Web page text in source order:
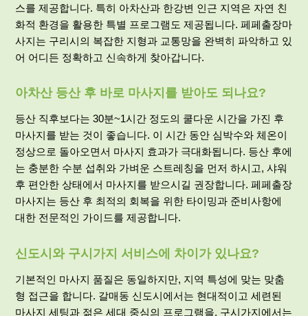
스를 제공합니다. 특히 아차산과 한강변 인근 지역은 자연 친
화적 환경을 활용한 특별 프로그램도 제공됩니다. 페페출장마
사지는 구리시의 복잡한 지형과 교통망을 완벽히 파악하고 있
어 어디든 정확하고 신속하게 찾아갑니다.
아차산 등산 후 바로 마사지를 받아도 되나요?
등산 직후보다는 30분~1시간 정도의 쿨다운 시간을 가진 후
마사지를 받는 것이 좋습니다. 이 시간 동안 심박수와 체온이
정상으로 돌아오면서 마사지 효과가 극대화됩니다. 등산 후에
는 충분한 수분 섭취와 가벼운 스트레칭을 먼저 하시고, 샤워
후 편안한 상태에서 마사지를 받으시길 권장합니다. 페페출장
마사지는 등산 후 최적의 회복을 위한 타이밍과 준비사항에
대한 전문적인 가이드를 제공합니다.
신도시와 구시가지 서비스에 차이가 있나요?
기본적인 마사지 품질은 동일하지만, 지역 특성에 맞는 맞춤
형 접근을 합니다. 갈매동 신도시에서는 현대적이고 세련된
마사지 세팅과 젊은 세대 중심의 프로그램을, 구시가지에서는